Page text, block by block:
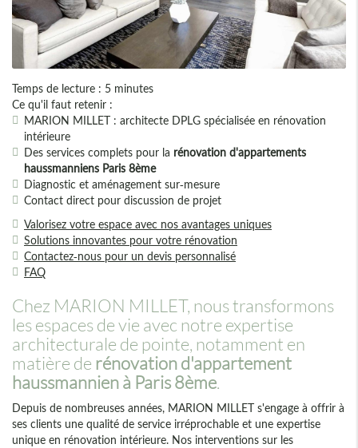
Temps de lecture : 5 minutes
Ce qu'il faut retenir :
MARION MILLET : architecte DPLG spécialisée en rénovation
intérieure
Des services complets pour la rénovation d'appartements
haussmanniens Paris 8ème
Diagnostic et aménagement sur-mesure
Contact direct pour discussion de projet
Valorisez votre espace avec nos avantages uniques
Solutions innovantes pour votre rénovation
Contactez-nous pour un devis personnalisé
FAQ
Chez MARION MILLET, nous transformons
les espaces de vie avec notre expertise
architecturale de pointe, notamment en
matière de rénovation d'appartement
haussmannien à Paris 8ème.
Depuis de nombreuses années, MARION MILLET s'engage à offrir à
ses clients une qualité de service irréprochable et une expertise
unique en rénovation intérieure. Nos interventions sur les